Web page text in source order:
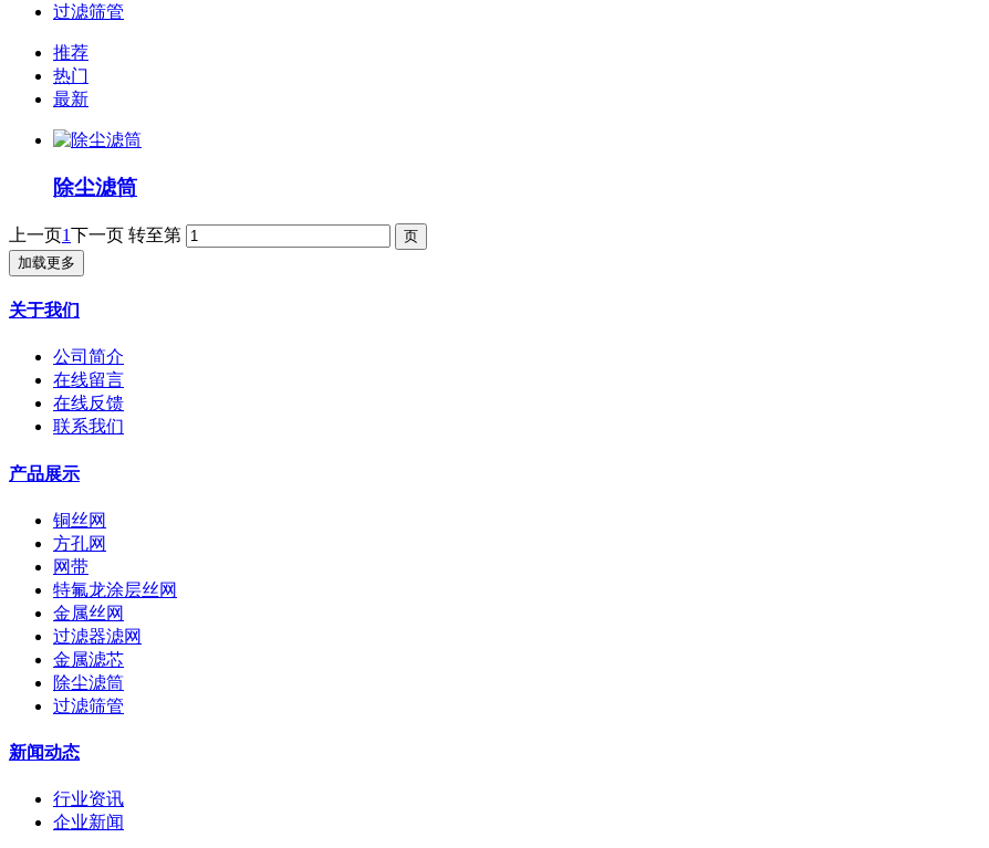
过滤筛管
推荐
热门
最新
除尘滤筒
上一页1下一页 转至第
加载更多
关于我们
公司简介
在线留言
在线反馈
联系我们
产品展示
铜丝网
方孔网
网带
特氟龙涂层丝网
金属丝网
过滤器滤网
金属滤芯
除尘滤筒
过滤筛管
新闻动态
行业资讯
企业新闻